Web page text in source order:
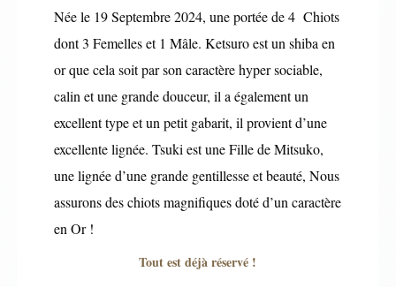
Née le 19 Septembre 2024, une portée de 4 Chiots
dont 3 Femelles et 1 Mâle. Ketsuro est un shiba en
or que cela soit par son caractère hyper sociable,
calin et une grande douceur, il a également un
excellent type et un petit gabarit, il provient d’une
excellente lignée. Tsuki est une Fille de Mitsuko,
une lignée d’une grande gentillesse et beauté, Nous
assurons des chiots magnifiques doté d’un caractère
en Or !
Tout est déjà réservé !